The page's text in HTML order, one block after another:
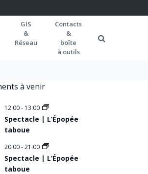
GIS
&
Réseau
Contacts
&
boîte
à outils
à venir
12:00- 13:00
Spectacle | L’Épopée
taboue
20:00-21:00
Spectacle | L’Épopée
taboue